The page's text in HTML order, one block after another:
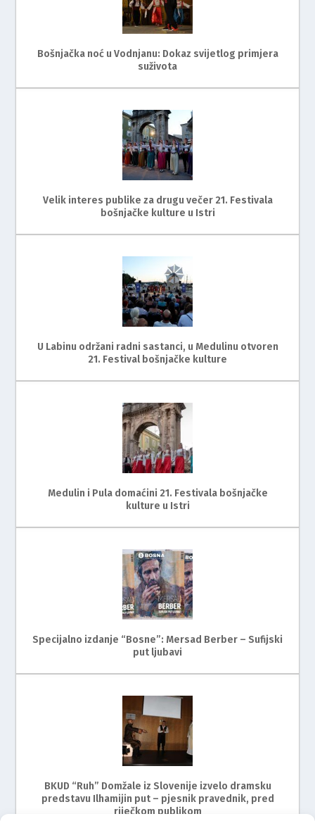
Bošnjačka noć u Vodnjanu: Dokaz svijetlog primjera
suživota
Velik interes publike za drugu večer 21. Festivala
bošnjačke kulture u Istri
U Labinu održani radni sastanci, u Medulinu otvoren
21. Festival bošnjačke kulture
Medulin i Pula domaćini 21. Festivala bošnjačke
kulture u Istri
Specijalno izdanje “Bosne”: Mersad Berber – Sufijski
put ljubavi
BKUD “Ruh” Domžale iz Slovenije izvelo dramsku
predstavu Ilhamijin put – pjesnik pravednik, pred
riječkom publikom